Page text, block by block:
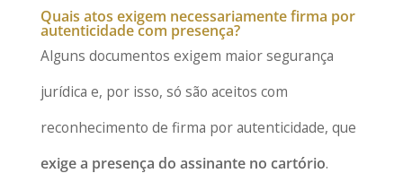
Quais atos exigem necessariamente firma por
autenticidade com presença?
Alguns documentos exigem maior segurança
jurídica e, por isso, só são aceitos com
reconhecimento de firma por autenticidade, que
exige a presença do assinante no cartório.